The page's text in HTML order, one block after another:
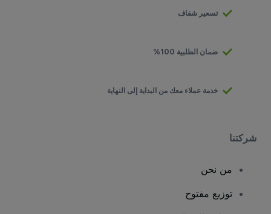
تسعير شفاف
ضمان الطلبية 100%
خدمة عملاء معك من البداية إلى النهاية
شركتنا
من نحن
توزيع مفتوح